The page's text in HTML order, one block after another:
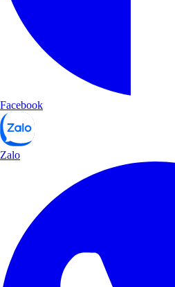
Facebook
Zalo